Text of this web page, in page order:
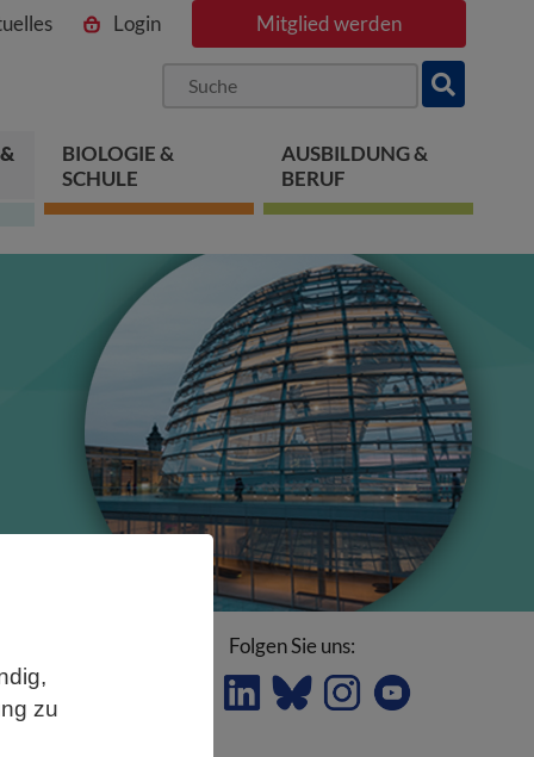
zu
Login Mitglied werden
BIOLOGIE &
SCHULE
AUSBILDUNG &
BERUF
Folgen Sie uns: